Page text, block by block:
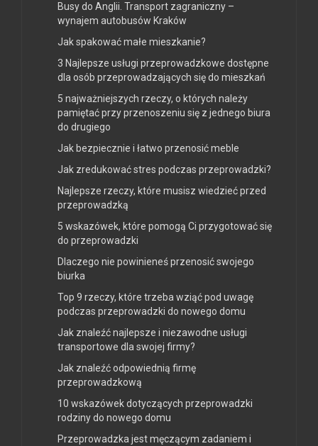
Busy do Anglii. Transport zagraniczny –
wynajem autobusów Kraków
Jak spakować małe mieszkanie?
3 Najlepsze usługi przeprowadzkowe dostępne
dla osób przeprowadzających się do mieszkań
5 najważniejszych rzeczy, o których należy
pamiętać przy przenoszeniu się z jednego biura
do drugiego
Jak bezpiecznie i łatwo przenosić meble
Jak zredukować stres podczas przeprowadzki?
Najlepsze rzeczy, które musisz wiedzieć przed
przeprowadzką
5 wskazówek, które pomogą Ci przygotować się
do przeprowadzki
Dlaczego nie powinieneś przenosić swojego
biurka
Top 9 rzeczy, które trzeba wziąć pod uwagę
podczas przeprowadzki do nowego domu
Jak znaleźć najlepsze i niezawodne usługi
transportowe dla swojej firmy?
Jak znaleźć odpowiednią firmę
przeprowadzkową
10 wskazówek dotyczących przeprowadzki
rodziny do nowego domu
Przeprowadzka jest męczącym zadaniem i